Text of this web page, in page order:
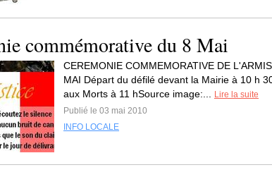
commémorative du 8 Mai
CEREMONIE COMMEMORATIVE DE
MAI Départ du défilé devant la Mairie à 10 h
aux Morts à 11 hSource image:...
Lire la suite
Publié le 03 mai 2010
INFO LOCALE